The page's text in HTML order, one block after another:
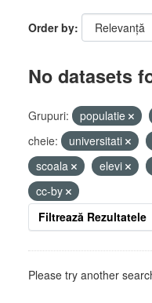
Order by
No datasets
Grupuri: populatie
cheie:
universitati
scoala
elevi
cc-by
Filtrează Rezultatele
Please try another